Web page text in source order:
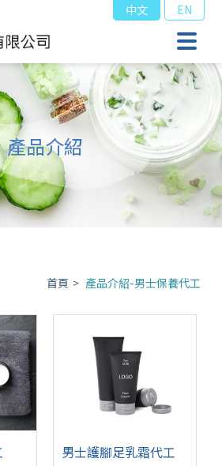
中文 EN
產品介紹
首頁 > 產品介紹-男士保養代工
男士護腳足乳霜代工